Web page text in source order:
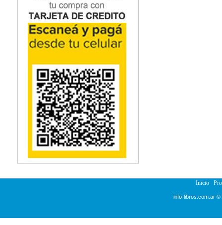
Inicio
info-libros.com.ar